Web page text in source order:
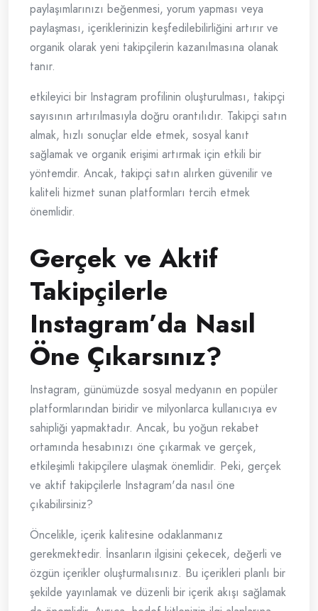
paylaşımlarınızı beğenmesi, yorum yapması veya
paylaşması, içeriklerinizin keşfedilebilirliğini artırır ve
organik olarak yeni takipçilerin kazanılmasına olanak
tanır.
etkileyici bir Instagram profilinin oluşturulması, takipçi
sayısının artırılmasıyla doğru orantılıdır. Takipçi satın
almak, hızlı sonuçlar elde etmek, sosyal kanıt
sağlamak ve organik erişimi artırmak için etkili bir
yöntemdir. Ancak, takipçi satın alırken güvenilir ve
kaliteli hizmet sunan platformları tercih etmek
önemlidir.
Gerçek ve Aktif
Takipçilerle
Instagram’da Nasıl
Öne Çıkarsınız?
Instagram, günümüzde sosyal medyanın en popüler
platformlarından biridir ve milyonlarca kullanıcıya ev
sahipliği yapmaktadır. Ancak, bu yoğun rekabet
ortamında hesabınızı öne çıkarmak ve gerçek,
etkileşimli takipçilere ulaşmak önemlidir. Peki, gerçek
ve aktif takipçilerle Instagram'da nasıl öne
çıkabilirsiniz?
Öncelikle, içerik kalitesine odaklanmanız
gerekmektedir. İnsanların ilgisini çekecek, değerli ve
özgün içerikler oluşturmalısınız. Bu içerikleri planlı bir
şekilde yayınlamak ve düzenli bir içerik akışı sağlamak